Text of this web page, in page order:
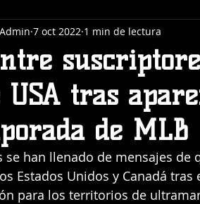
tras
de MLB
7 oct 2022 1 min de lectura
se han llenado de mensajes
Estados Unidos y Canadá
para los territorios de